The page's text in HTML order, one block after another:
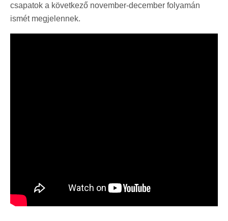
csapatok a következő november-december folyamán
ismét megjelennek.